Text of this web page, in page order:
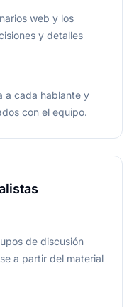
web y los
y detalles
a cada hablante y
con el equipo.
de discusión
a partir del material